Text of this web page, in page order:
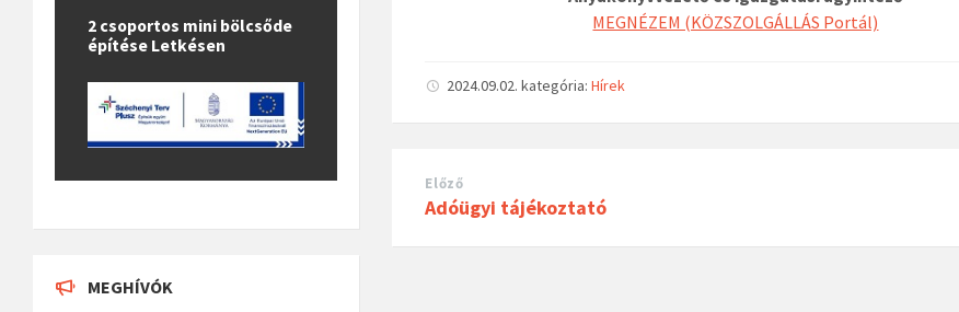
MEGNÉZEM (KÖZSZOLGÁLLÁS Portál)
2024.09.02.kategória:Hírek
Előző
Adóügyi tájékoztató
2 csoportos mini bölcsőde
építése Letkésen
MEGHÍVÓK